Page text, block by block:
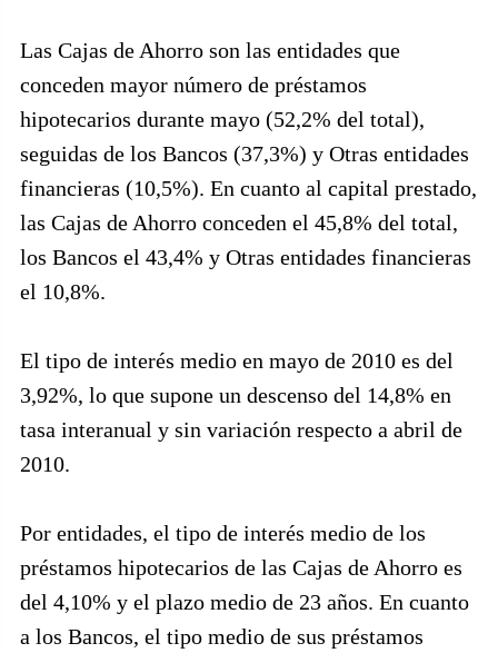
Las Cajas de Ahorro son las entidades que
conceden mayor número de préstamos
hipotecarios durante mayo (52,2% del total),
seguidas de los Bancos (37,3%) y Otras entidades
financieras (10,5%). En cuanto al capital prestado,
las Cajas de Ahorro conceden el 45,8% del total,
los Bancos el 43,4% y Otras entidades financieras
el 10,8%.
El tipo de interés medio en mayo de 2010 es del
3,92%, lo que supone un descenso del 14,8% en
tasa interanual y sin variación respecto a abril de
2010.
Por entidades, el tipo de interés medio de los
préstamos hipotecarios de las Cajas de Ahorro es
del 4,10% y el plazo medio de 23 años. En cuanto
a los Bancos, el tipo medio de sus préstamos